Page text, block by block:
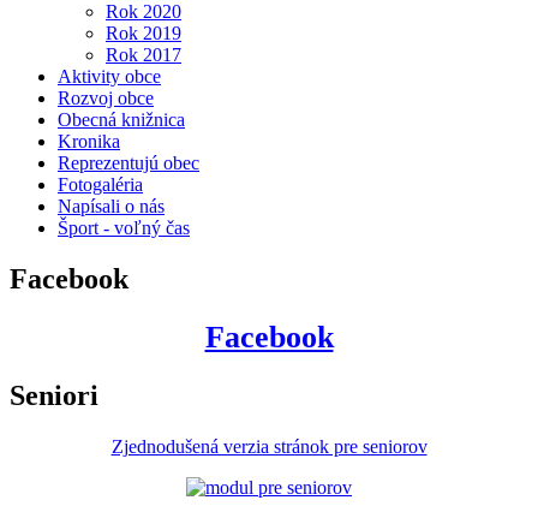
Rok 2020
Rok 2019
Rok 2017
Aktivity obce
Rozvoj obce
Obecná knižnica
Kronika
Reprezentujú obec
Fotogaléria
Napísali o nás
Šport - voľný čas
Facebook
Facebook
Seniori
Zjednodušená verzia stránok pre seniorov